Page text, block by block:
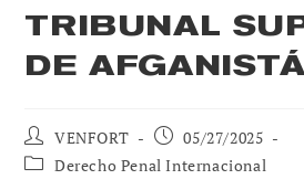
TRIBUNAL
DE
Autor
de
VENFORT
Publicación
de
la
05/27/2025
Categoría
Derecho Penal Internacional